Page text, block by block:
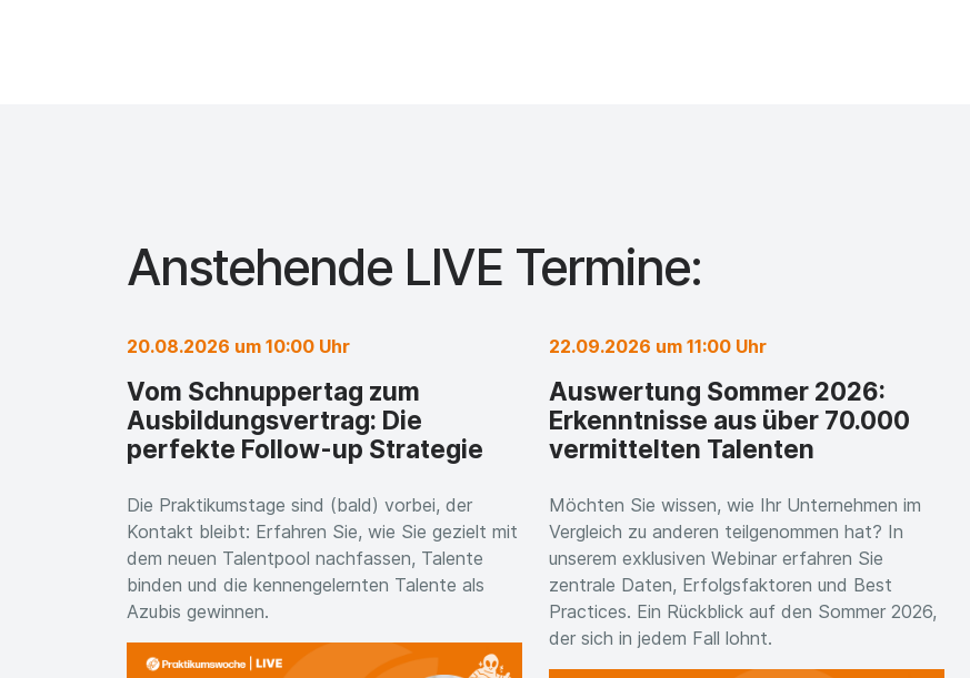
Anstehende LIVE Termine:
20.08.2026 um 10:00 Uhr
Vom Schnuppertag zum
Ausbildungsvertrag: Die
perfekte Follow-up Strategie
Die Praktikumstage sind (bald) vorbei, der
Kontakt bleibt: Erfahren Sie, wie Sie gezielt mit
dem neuen Talentpool nachfassen, Talente
binden und die kennengelernten Talente als
Azubis gewinnen.
22.09.2026 um 11:00 Uhr
Auswertung Sommer 2026:
Erkenntnisse aus über 70.000
vermittelten Talenten
Möchten Sie wissen, wie Ihr Unternehmen im
Vergleich zu anderen teilgenommen hat? In
unserem exklusiven Webinar erfahren Sie
zentrale Daten, Erfolgsfaktoren und Best
Practices. Ein Rückblick auf den Sommer 2026,
der sich in jedem Fall lohnt.